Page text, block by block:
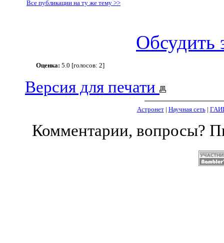
Все публикации на ту же тему >>
Обсудить
Оценка: 5.0 [голосов: 2]
Версия для печати
Астронет| Научная сеть|
Комментарии, вопросы?